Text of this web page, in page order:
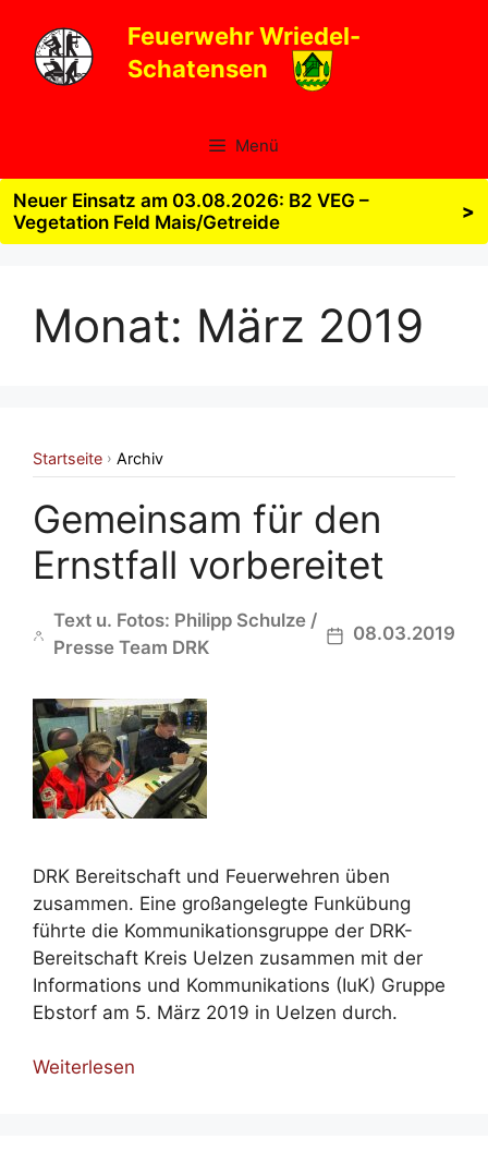
Inhalt
springen
Feuerwehr Wriedel-
Schatensen
Menü
Neuer Einsatz am 03.08.2026: B2 VEG –
Vegetation Feld Mais/Getreide
>
Monat: März 2019
Startseite › Archiv
Gemeinsam für den
Ernstfall vorbereitet
Text u. Fotos: Philipp Schulze /
Presse Team DRK
08.03.2019
DRK Bereitschaft und Feuerwehren üben
zusammen. Eine großangelegte Funkübung
führte die Kommunikationsgruppe der DRK-
Bereitschaft Kreis Uelzen zusammen mit der
Informations und Kommunikations (IuK) Gruppe
Ebstorf am 5. März 2019 in Uelzen durch.
Weiterlesen